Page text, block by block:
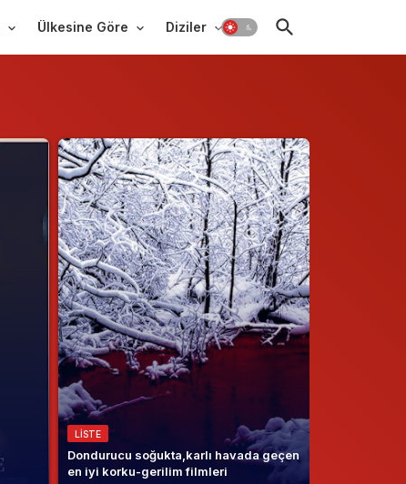
Ülkesine Göre Diziler
LISTE
Dondurucu soğukta,karlı havada geçen
en iyi korku-gerilim filmleri